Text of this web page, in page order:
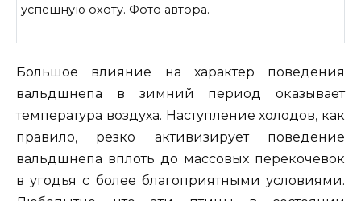
успешную охоту. Фото автора.
Большое влияние на характер поведения
вальдшнепа в зимний период оказывает
температура воздуха. Наступление холодов, как
правило, резко активизирует поведение
вальдшнепа вплоть до массовых перекочевок
в угодья с более благоприятными условиями.